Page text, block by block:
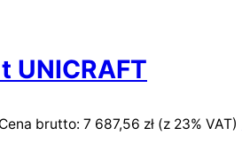
UNICRAFT
brutto: 7 687,56 zł (z 23% VAT)